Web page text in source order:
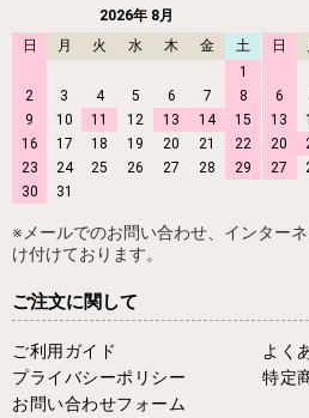
2026年 8月
日
月 火 水 木 金
土
1
2
3 4 5 6 7
8
9
10 11 12 13 14
15
16
17 18 19 20 21
22
23
24 25 26 27 28
29
30
31
日
6
13
20
27
※メールでのお問い合わせ、インター
け付けております。
ご注文に関して
ご利用ガイド
よく
プライバシーポリシー
特定
お問い合わせフォーム